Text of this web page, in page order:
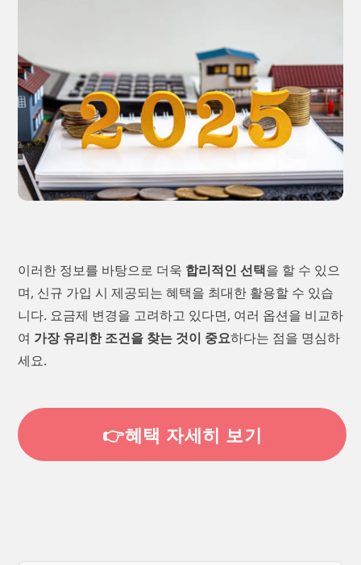
이러한 정보를 바탕으로 더욱 합리적인 선택을 할 수 있으
며, 신규 가입 시 제공되는 혜택을 최대한 활용할 수 있습
니다. 요금제 변경을 고려하고 있다면, 여러 옵션을 비교하
여 가장 유리한 조건을 찾는 것이 중요하다는 점을 명심하
세요.
👉혜택 자세히 보기